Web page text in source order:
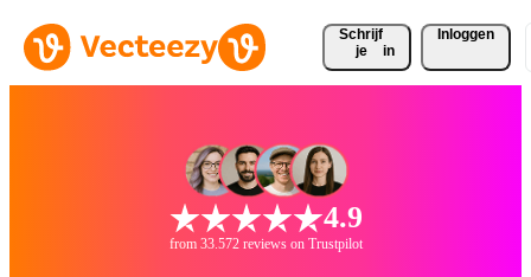
Schrijf
je
in
Inloggen
4.9
from 33.572 reviews on Trustpilot